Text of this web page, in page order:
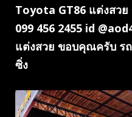
Toyota GT86 แต่งสว
099 456 2455 id
แต่งสวย ขอบคุณครับ ร
ซิ่ง